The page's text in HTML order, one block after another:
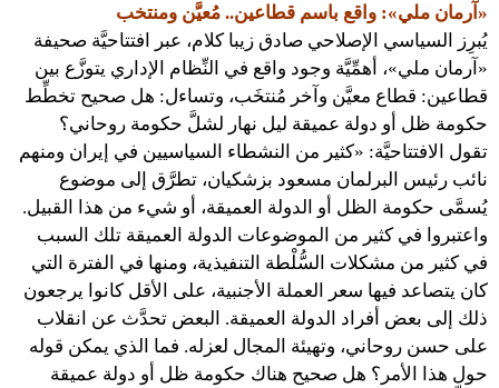
«آرمان ملي»: واقع باسم قطاعين.. مُعيَّن ومنتخب
يُبرِز السياسي الإصلاحي صادق زيبا كلام، عبر افتتاحيَّة صحيفة
«آرمان ملي»، أهمِّيَّة وجود واقع في النِّظام الإداري يتوزَّع بين
قطاعين: قطاع معيَّن وآخر مُنتخَب، وتساءل: هل صحيح تخطِّط
حكومة ظل أو دولة عميقة ليل نهار لشلَّ حكومة روحاني؟
تقول الافتتاحيَّة: «كثير من النشطاء السياسيين في إيران ومنهم
نائب رئيس البرلمان مسعود بزشكيان، تطرَّق إلى موضوع
يُسمَّى حكومة الظل أو الدولة العميقة، أو شيء من هذا القبيل.
واعتبروا في كثير من الموضوعات الدولة العميقة تلك السبب
في كثير من مشكلات السُّلْطة التنفيذية، ومنها في الفترة التي
كان يتصاعد فيها سعر العملة الأجنبية، على الأقل كانوا يرجعون
ذلك إلى بعض أفراد الدولة العميقة. البعض تحدَّث عن انقلاب
على حسن روحاني، وتهيئة المجال لعزله. فما الذي يمكن قوله
حول هذا الأمر؟ هل صحيح هناك حكومة ظل أو دولة عميقة